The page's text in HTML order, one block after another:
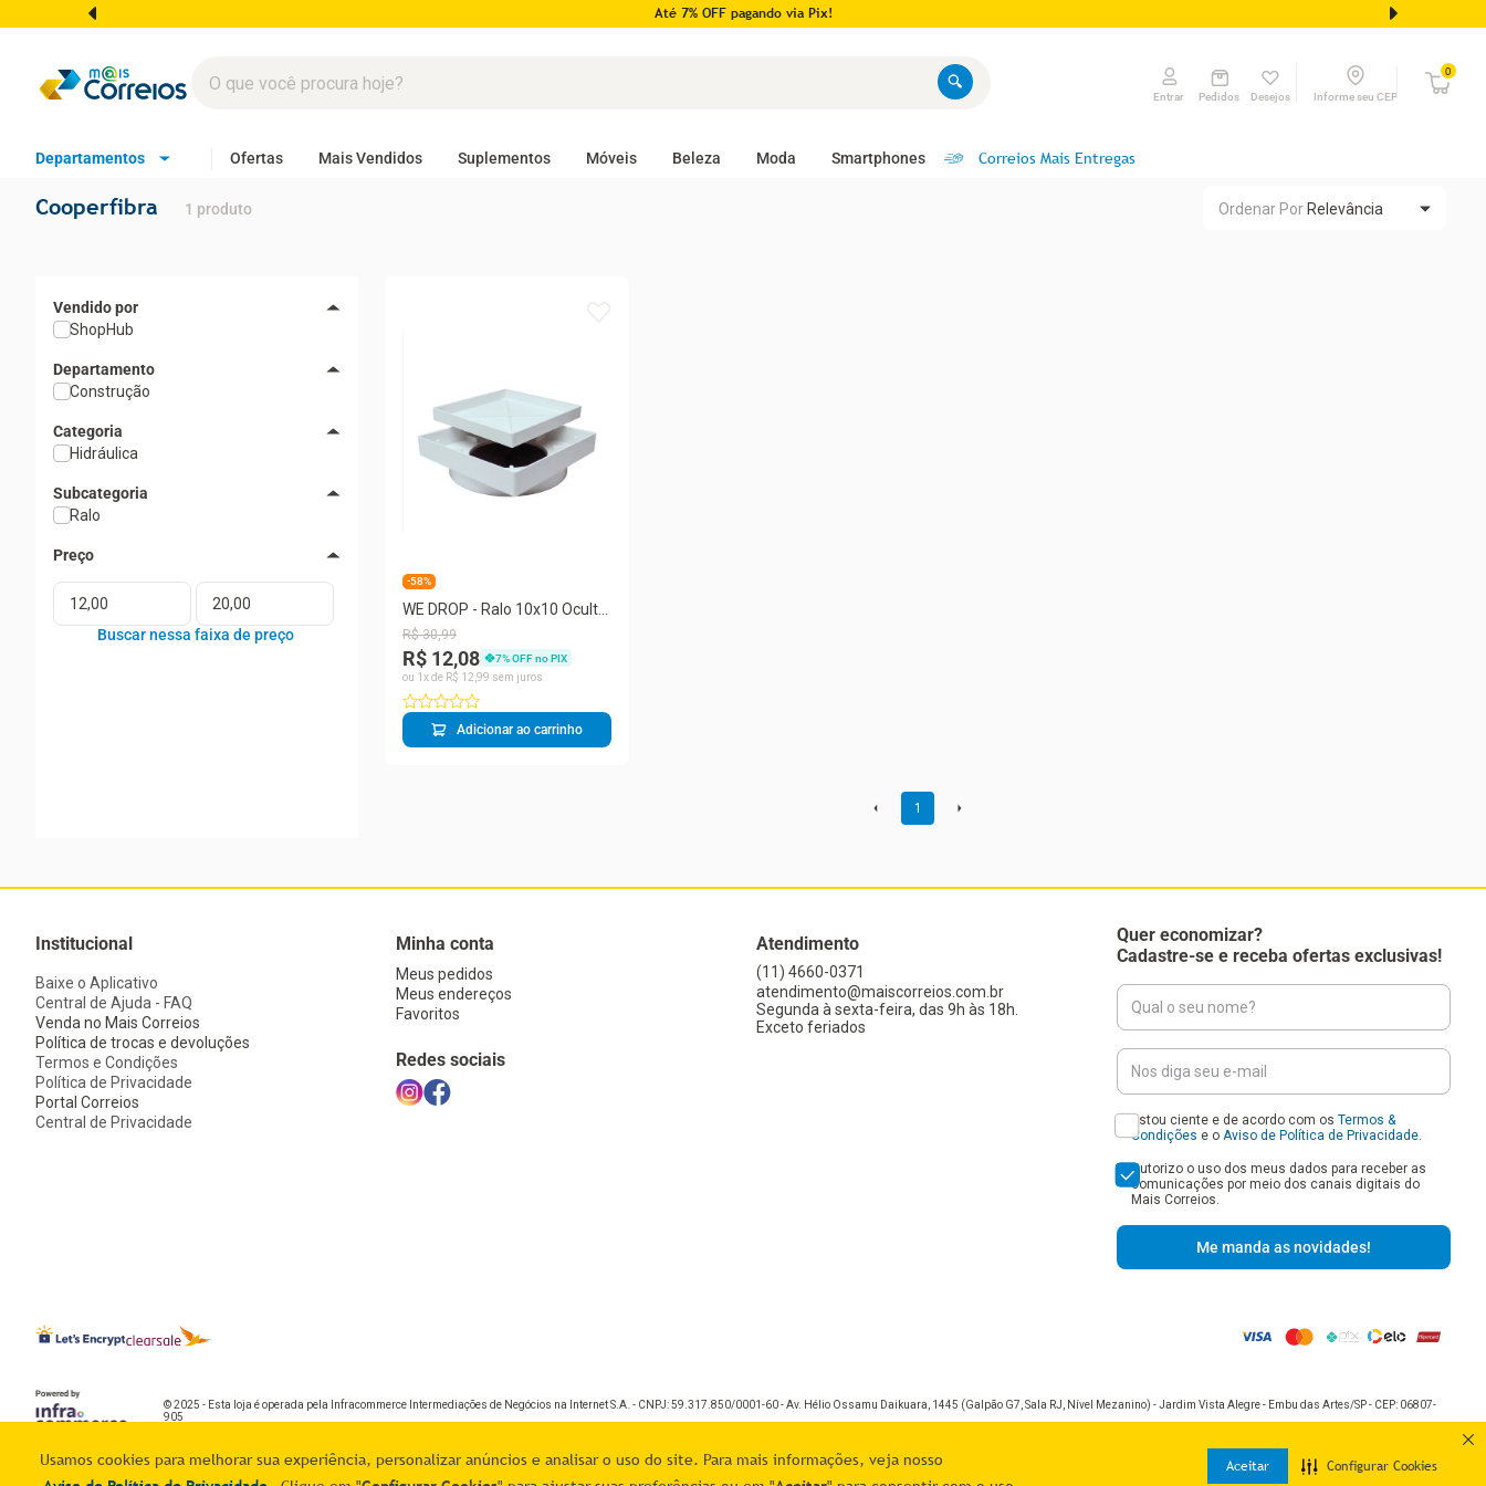
Usamos cookies para melhorar sua experiência, personalizar anúncios e analisar o uso do site. Para mais informações, veja nosso
Aceitar Configurar Cookies
Até 7% OFF pagando via Pix!
Entrar Pedidos Desejos Informe seu CEP
0
Departamentos Ofertas Mais Vendidos Suplementos Móveis Beleza Moda Smartphones Correios Mais Entregas
Cooperfibra 1 produto Ordenar Por Relevância
ShopHub
Departamento
Construção
Categoria
Hidráulica
Subcategoria
Ralo
-58%
WE DROP - Ralo 10x10 Oculto
Seca Piso/porcelanato
Inteligente Branco
R$ 30,99
R$ 12,08 7% OFF no PIX
ou 1 x de R$ 12 99 sem juros
Adicionar ao carrinho
1
Institucional
Baixe o Aplicativo
Central de Ajuda - FAQ
Venda no Mais Correios
Política de trocas e devoluções
Termos e Condições
Política de Privacidade
Portal Correios
Central de Privacidade
Minha conta
Meus pedidos
Meus endereços
Favoritos
Redes sociais
Atendimento
(11) 4660-0371
atendimento@maiscorreios.com.br
Segunda à sexta-feira, das 9h às 18h.
Exceto feriados
Quer economizar?
Cadastre-se e receba ofertas exclusivas!
Estou ciente e de acordo com os Termos &
Condições e o Aviso de Política de Privacidade
Autorizo o uso dos meus dados para receber as
comunicações por meio dos canais digitais do
Mais Correios.
Me manda as novidades!
© 2025 - Esta loja é operada pela Infracommerce Intermediações de Negócios na Internet S.A. - CNPJ: 59.317.850/0001-60 - Av. Hélio Ossamu Daikuara, 1445 (Galpão G7, Sala RJ, Nível Mezanino) - Jardim Vista Alegre - Embu das Artes/SP - CEP: 06807-
905